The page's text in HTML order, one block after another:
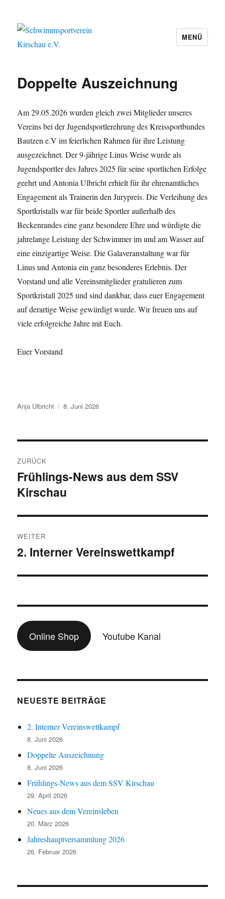
MENÜ
Doppelte Auszeichnung
Am 29.05.2026 wurden gleich zwei Mitglieder unseres
Vereins bei der Jugendsportlerehrung des Kreissportbundes
Bautzen e.V im feierlichen Rahmen für ihre Leistung
ausgezeichnet. Der 9-jährige Linus Weise wurde als
Jugendsportler des Jahres 2025 für seine sportlichen Erfolge
geehrt und Antonia Ulbricht erhielt für ihr ehrenamtliches
Engagement als Trainerin den Jurypreis. Die Verleihung des
Sportkristalls war für beide Sportler außerhalb des
Beckenrandes eine ganz besondere Ehre und würdigte die
jahrelange Leistung der Schwimmer im und am Wasser auf
eine einzigartige Weise. Die Galaveranstaltung war für
Linus und Antonia ein ganz besonderes Erlebnis. Der
Vorstand und alle Vereinsmitglieder gratulieren zum
Sportkristall 2025 und sind dankbar, dass euer Engagement
auf derartige Weise gewürdigt wurde. Wir freuen uns auf
viele erfolgreiche Jahre mit Euch.
Euer Vorstand
Autor
Anja Ulbricht
Veröffentlicht
8. Juni 2026
ZURÜCK
Vorheriger
Beitrag:
Frühlings-News aus dem SSV
Kirschau
WEITER
Nächster
2. Interner Vereinswettkampf
Online Shop Youtube Kanal
NEUESTE BEITRÄGE
2. Interner Vereinswettkampf
8. Juni 2026
Doppelte Auszeichnung
8. Juni 2026
Frühlings-News aus dem SSV Kirschau
29. April 2026
Neues aus dem Vereinsleben
20. März 2026
Jahreshauptversammlung 2026
26. Februar 2026